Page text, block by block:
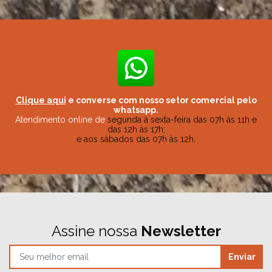
Clique aqui e converse com nosso setor comercial pelo
whatsapp.
Atendimento online de segunda à sexta-feira das 07h às 11h e
das 12h às 17h;
e aos sábados das 07h às 12h.
Assine nossa Newsletter
Enviar